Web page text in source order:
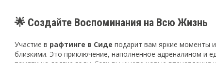
🌟 Создайте Воспоминания на Всю Жизнь
Участие в рафтинге в Сиде подарит вам яркие моменты
близкими. Это приключение, наполненное адреналином и